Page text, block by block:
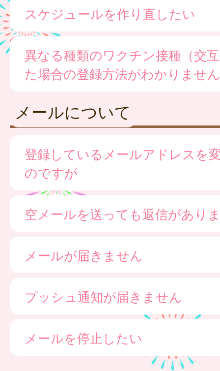
スケジュールを作り直したい
異なる種類のワクチン接種（交
た場合の登録方法がわかりません
メールについて
登録しているメールアドレスを
のですが
空メールを送っても返信があり
メールが届きません
プッシュ通知が届きません
メールを停止したい